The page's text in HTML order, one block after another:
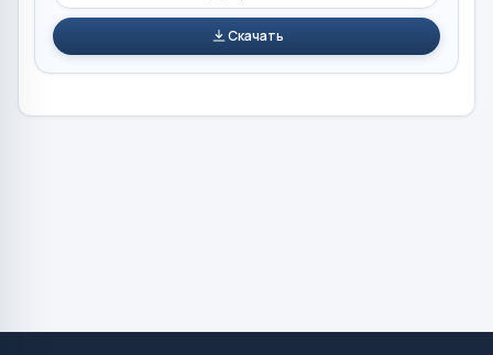
Скачать